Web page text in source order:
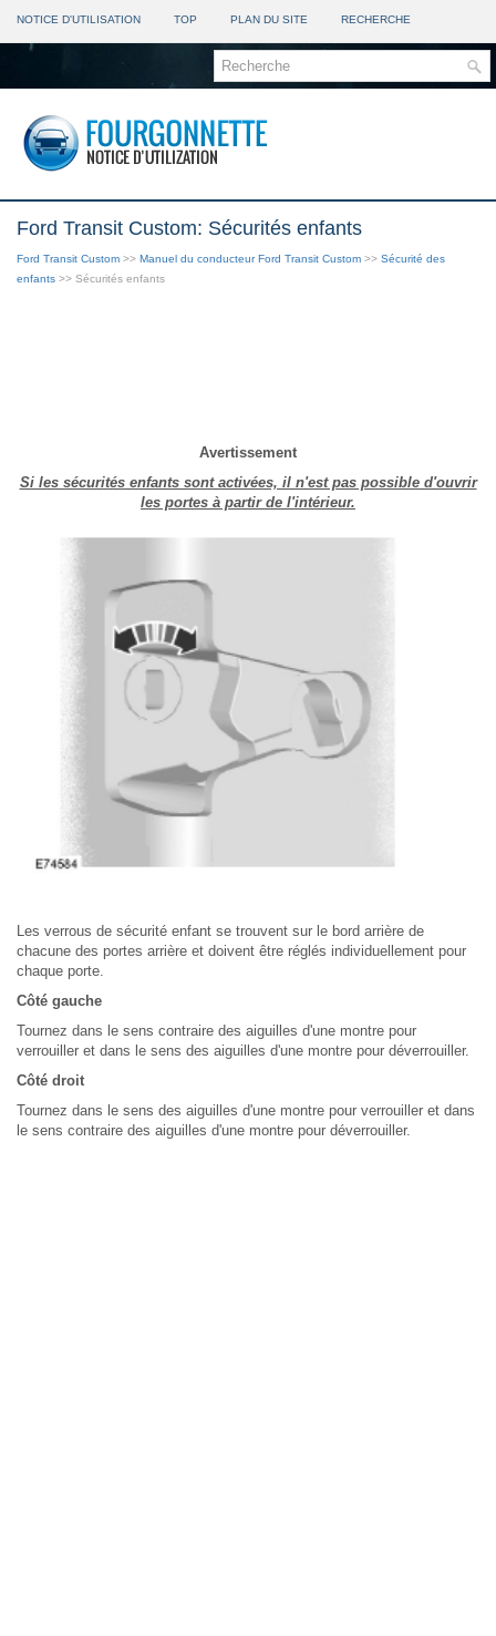
NOTICE D'UTILISATION TOP PLAN DU SITE RECHERCHE
Ford Transit Custom: Sécurités enfants
Ford Transit Custom >> Manuel du conducteur Ford Transit Custom >> Sécurité des
enfants >> Sécurités enfants
Avertissement
Si les sécurités enfants sont activées, il n'est pas possible d'ouvrir
les portes à partir de l'intérieur.
Les verrous de sécurité enfant se trouvent sur le bord arrière de
chacune des portes arrière et doivent être réglés individuellement pour
chaque porte.
Côté gauche
Tournez dans le sens contraire des aiguilles d'une montre pour
verrouiller et dans le sens des aiguilles d'une montre pour déverrouiller.
Côté droit
Tournez dans le sens des aiguilles d'une montre pour verrouiller et dans
le sens contraire des aiguilles d'une montre pour déverrouiller.